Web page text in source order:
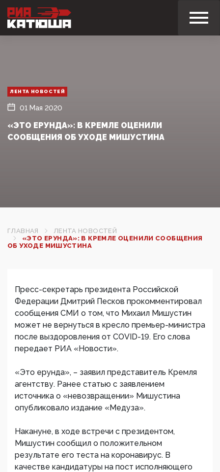
ЛЕНТА НОВОСТЕЙ
01 Мая 2020
«ЭТО ЕРУНДА»: В КРЕМЛЕ ОЦЕНИЛИ
СООБЩЕНИЯ ОБ УХОДЕ МИШУСТИНА
ГЛАВНАЯ
ЛЕНТА НОВОСТЕЙ
«ЭТО ЕРУНДА»: В КРЕМЛЕ ОЦЕНИЛИ СООБЩЕНИЯ
ОБ УХОДЕ МИШУСТИНА
Пресс-секретарь президента Российской
Федерации Дмитрий Песков прокомментировал
сообщения СМИ о том, что Михаил Мишустин
может не вернуться в кресло премьер-министра
после выздоровления от COVID-19. Его слова
передает РИА «Новости».
«Это ерунда», – заявил представитель Кремля
агентству. Ранее статью с заявлением
источника о «невозвращении» Мишустина
опубликовало издание «Медуза».
Накануне, в ходе встречи с президентом,
Мишустин сообщил о положительном
результате его теста на коронавирус. В
качестве кандидатуры на пост исполняющего